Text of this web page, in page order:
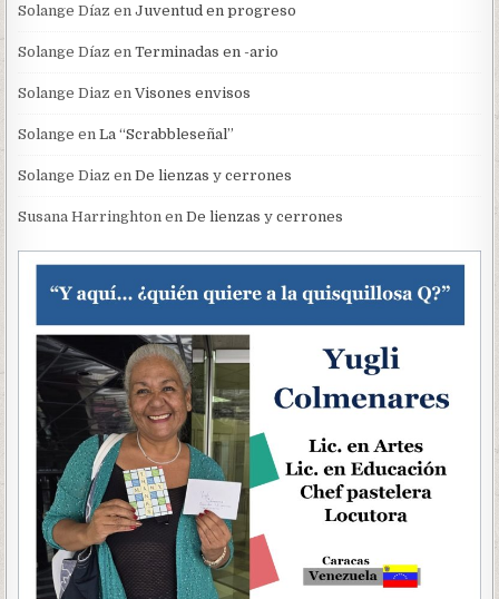
Solange Díaz enJuventud en progreso
Solange Díaz enTerminadas en -ario
Solange Diaz enVisones envisos
Solange enLa “Scrabbleseñal”
Solange Diaz enDe lienzas y cerrones
Susana Harringhton enDe lienzas y cerrones